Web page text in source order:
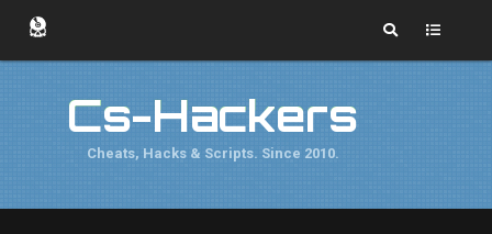
Cs-Hackers
Cheats, Hacks & Scripts. Since 2010.